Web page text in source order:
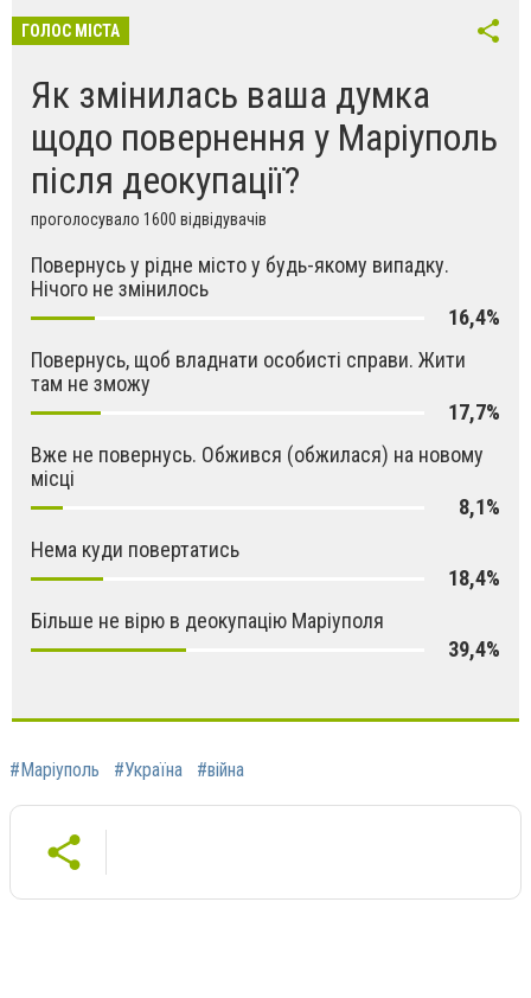
ГОЛОС МІСТА
Як змінилась ваша думка
щодо повернення у Маріуполь
після деокупації?
проголосувало 1600 відвідувачів
Повернусь у рідне місто у будь-якому випадку.
Нічого не змінилось
16,4%
Повернусь, щоб владнати особисті справи. Жити
там не зможу
17,7%
Вже не повернусь. Обжився (обжилася) на новому
місці
8,1%
Нема куди повертатись
18,4%
Більше не вірю в деокупацію Маріуполя
39,4%
#Маріуполь #Україна #війна